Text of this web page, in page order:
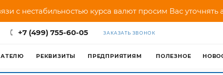
с нестабильностью курса валют просим Вас
+7 (499) 755-60-05 ЗАКАЗАТЬ ЗВОНОК
РЕКВИЗИТЫ ПРЕДПРИЯТИЯМ ПОЛЕЗНОЕ